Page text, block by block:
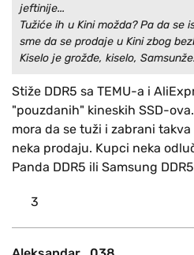
jeftinije...
Tužiće ih u Kini možda? Pa da se
sme da se prodaje u Kini zbog
Kiselo je grožđe, kiselo,
Stiže DDR5 sa TEMU-a i
"pouzdanih" kineskih SSD-
mora da se tuži i zabrani
neka prodaju. Kupci neka
Panda DDR5 ili Samsung
3